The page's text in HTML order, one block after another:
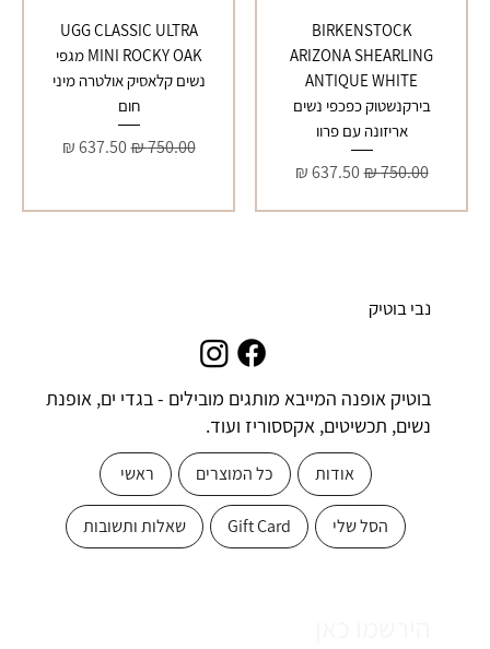
BIRKENSTOCK
ARIZONA SHEARLING
ANTIQUE WHITE
בירקנשטוק כפכפי נשים
אריזונה עם פרוו
מחיר רגיל‏750.00 ‏₪ מחיר מבצע‏637.50 ‏₪
UGG CLASSIC ULTRA
MINI ROCKY OAK מגפי
נשים קלאסיק אולטרה מיני
חום
מחיר רגיל‏750.00 ‏₪ מחיר מבצע‏637.50 ‏₪
נבי בוטיק
בוטיק אופנה המייבא מותגים מובילים - בגדי ים, אופנת
נשים, תכשיטים, אקססוריז ועוד.
ראשי כל המוצרים אודות
שאלות ותשובות Gift Card הסל שלי